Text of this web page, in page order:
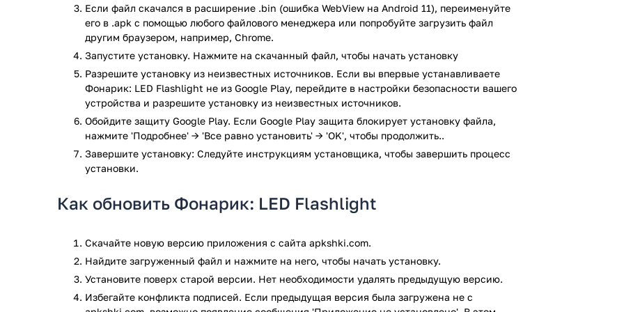
Включение фонарика всего одним тапом.
Несколько красивых тем оформления.
Режим стробоскопа с очень простой настройкой.
Выключение звуковых эффектов.
Небольшой размер приложения.
Возможность подать световой сигнал SOS.
Ищете яркий и простой в использовании фонарик на телефон? Тогда скачайте Фонарик: LED
Flashlight для Android.
проверки по всем последним сигнатурам заражения файлов не выявлено.
Если файл скачался в расширение .bin (ошибка WebView на Android 11), переименуйте
его в .apk с помощью любого файлового менеджера или попробуйте загрузить файл
другим браузером, например, Chrome.
Запустите установку. Нажмите на скачанный файл, чтобы начать установку
Разрешите установку из неизвестных источников. Если вы впервые устанавливаете
Фонарик: LED Flashlight не из Google Play, перейдите в настройки безопасности вашего
устройства и разрешите установку из неизвестных источников.
Обойдите защиту Google Play. Если Google Play защита блокирует установку файла,
нажмите 'Подробнее' → 'Все равно установить' → 'OK', чтобы продолжить..
Завершите установку: Следуйте инструкциям установщика, чтобы завершить процесс
установки.
Как обновить Фонарик: LED Flashlight
Скачайте новую версию приложения с сайта apkshki.com.
Найдите загруженный файл и нажмите на него, чтобы начать установку.
Установите поверх старой версии. Нет необходимости удалять предыдущую версию.
Избегайте конфликта подписей. Если предыдущая версия была загружена не с